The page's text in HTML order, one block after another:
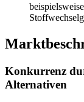
Konkurrenz
Alternativen